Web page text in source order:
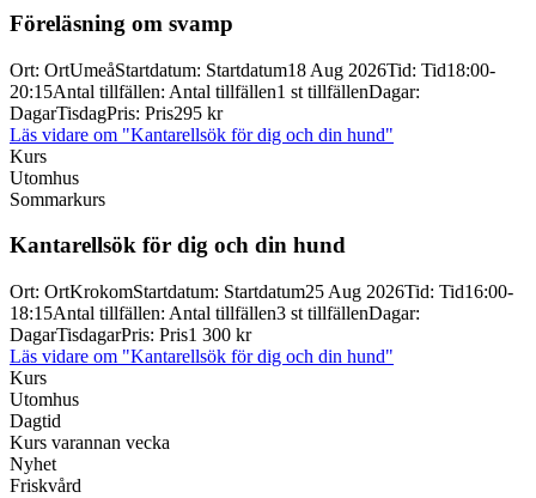
Föreläsning om svamp
Ort: OrtUmeåStartdatum: Startdatum18 Aug 2026Tid: Tid18:00-
20:15Antal tillfällen: Antal tillfällen1 st tillfällenDagar:
DagarTisdagPris: Pris295 kr
Läs vidare om "Kantarellsök för dig och din hund"
Kurs
Utomhus
Sommarkurs
Kantarellsök för dig och din hund
Ort: OrtKrokomStartdatum: Startdatum25 Aug 2026Tid: Tid16:00-
18:15Antal tillfällen: Antal tillfällen3 st tillfällenDagar:
DagarTisdagarPris: Pris1 300 kr
Läs vidare om "Kantarellsök för dig och din hund"
Kurs
Utomhus
Dagtid
Kurs varannan vecka
Nyhet
Friskvård